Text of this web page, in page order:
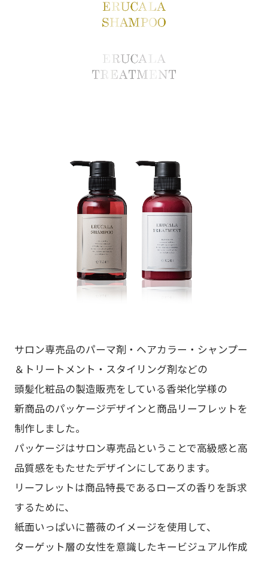
サロン専売品のパーマ剤・ヘアカラー・シャンプー
＆トリートメント・スタイリング剤などの
頭髪化粧品の製造販売をしている香栄化学様の
新商品のパッケージデザインと商品リーフレットを
制作しました。
パッケージはサロン専売品ということで高級感と高
品質感をもたせたデザインにしてあります。
リーフレットは商品特長であるローズの香りを訴求
するために、
紙面いっぱいに薔薇のイメージを使用して、
ターゲット層の女性を意識したキービジュアル作成